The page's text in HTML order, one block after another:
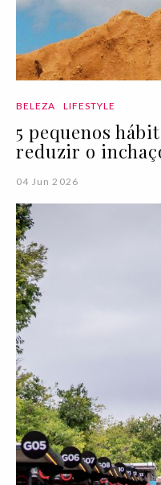
BELEZA LIFESTYLE
5 pequenos
reduzir o
04 Jun 2026